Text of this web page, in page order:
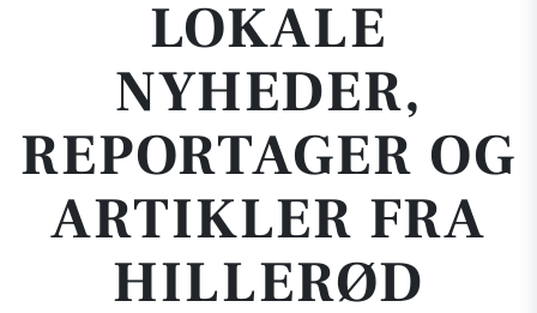
LOKALE
NYHEDER,
REPORTAGER OG
ARTIKLER FRA
HILLERØD